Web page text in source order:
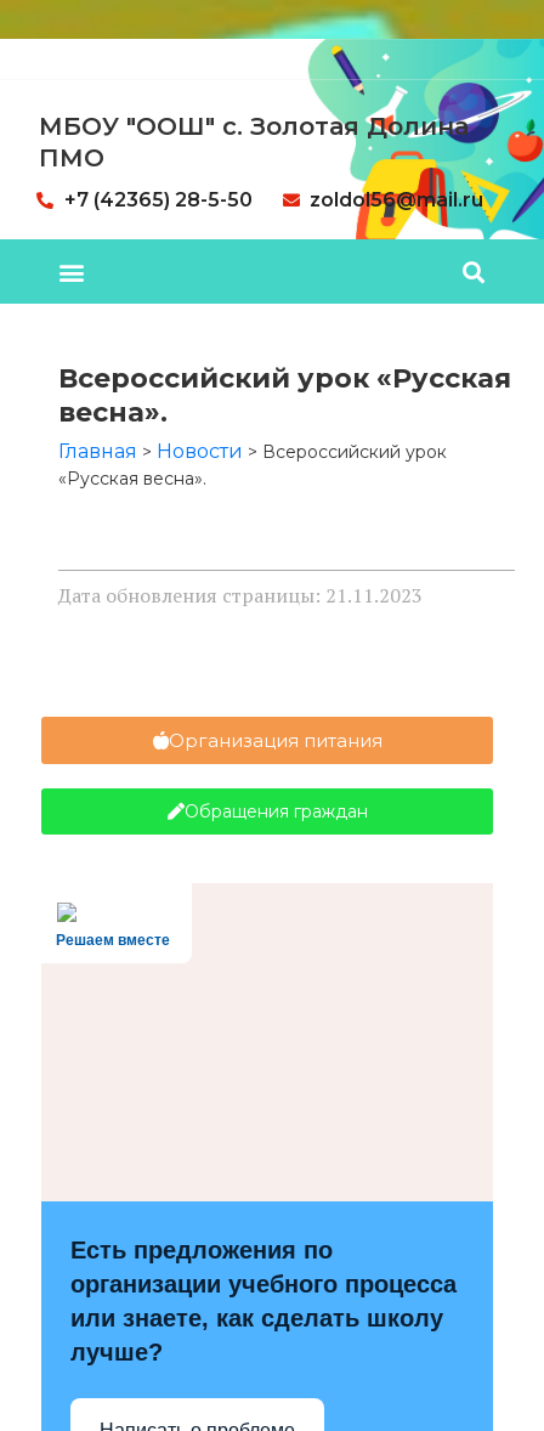
МБОУ "ООШ" с. Золотая Долина
ПМО
+7 (42365) 28-5-50 zoldol56@mail.ru
Всероссийский урок «Русская
весна».
Главная > Новости > Всероссийский урок
«Русская весна».
Дата обновления страницы: 21.11.2023
Организация питания
Обращения граждан
Решаем вместе
Есть предложения по
организации учебного процесса
или знаете, как сделать школу
лучше?